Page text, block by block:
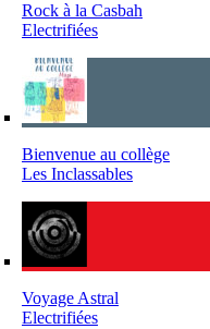
Rock à la Casbah
Electrifiées
Bienvenue au collège
Les Inclassables
Voyage Astral
Electrifiées